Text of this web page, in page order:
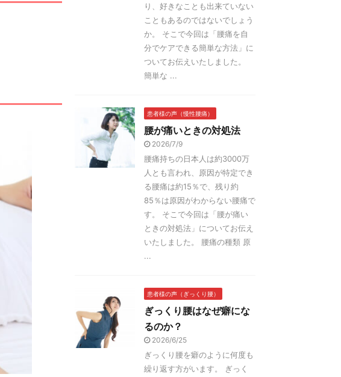
り、好きなことも出来ていない
こともあるのではないでしょう
か。 そこで今回は「腰痛を自
分でケアできる簡単な方法」に
ついてお伝えいたしました。
簡単な ...
患者様の声（慢性腰痛）
腰が痛いときの対処法
2026/7/9
腰痛持ちの日本人は約3000万
人とも言われ、原因が特定でき
る腰痛は約15％で、残り約
85％は原因がわからない腰痛で
す。 そこで今回は「腰が痛い
ときの対処法」についてお伝え
いたしました。 腰痛の種類 原
...
患者様の声（ぎっくり腰）
ぎっくり腰はなぜ癖にな
るのか？
2026/6/25
ぎっくり腰を癖のように何度も
繰り返す方がいます。 ぎっく